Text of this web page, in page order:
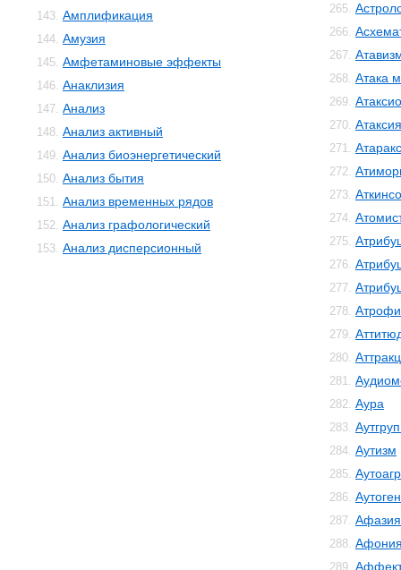
143. Амплификация
144. Амузия
145. Амфетаминовые эффекты
146. Анаклизия
147. Анализ
148. Анализ активный
149. Анализ биоэнергетический
150. Анализ бытия
151. Анализ временных рядов
152. Анализ графологический
153. Анализ дисперсионный
265.
266.
267.
268. Атака
269.
270. Атаксия
271.
272.
273.
274.
275.
276.
277.
278.
279.
280.
281.
282. Аура
283.
284. Аутизм
285.
286.
287. Афазия
288.
289. Аффект